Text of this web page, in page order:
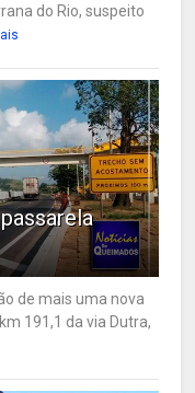
do Rio, suspeito
de mais uma nova
191,1 da via Dutra,